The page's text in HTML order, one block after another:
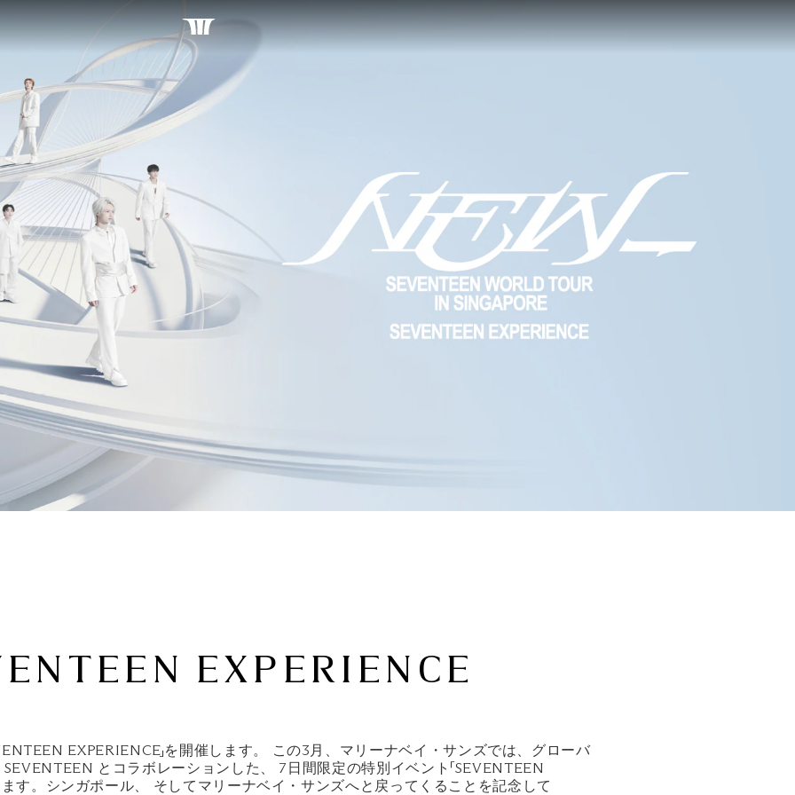
EXPERIENCE
EXPERIENCE」を開催します。 この3月、マリーナベイ・サンズでは、グローバ
SEVENTEEN とコラボレーションした、 7日間限定の特別イベント「SEVENTEEN
ます。シンガポール、 そしてマリーナベイ・サンズへと戻ってくることを記念して